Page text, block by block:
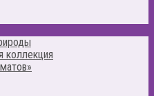
коллекция